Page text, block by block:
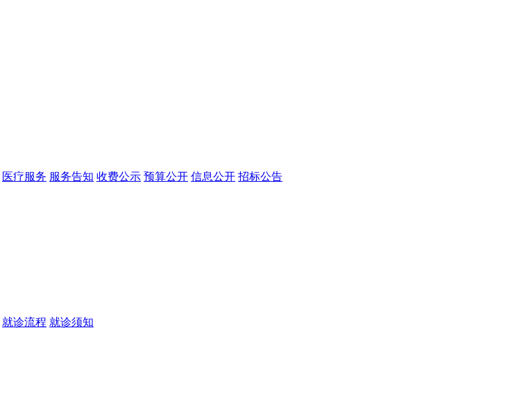
医疗服务 服务告知 收费公示 预算公开 信息公开 招标公告
就诊流程 就诊须知